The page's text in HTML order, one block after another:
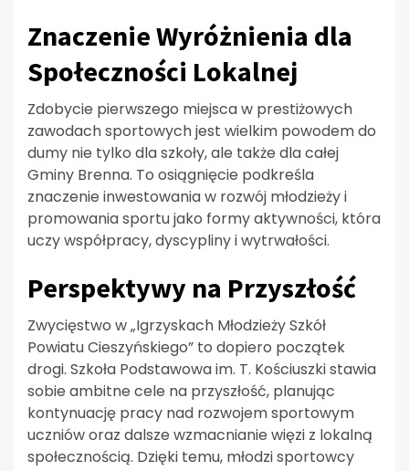
Znaczenie Wyróżnienia dla
Społeczności Lokalnej
Zdobycie pierwszego miejsca w prestiżowych
zawodach sportowych jest wielkim powodem do
dumy nie tylko dla szkoły, ale także dla całej
Gminy Brenna. To osiągnięcie podkreśla
znaczenie inwestowania w rozwój młodzieży i
promowania sportu jako formy aktywności, która
uczy współpracy, dyscypliny i wytrwałości.
Perspektywy na Przyszłość
Zwycięstwo w „Igrzyskach Młodzieży Szkół
Powiatu Cieszyńskiego” to dopiero początek
drogi. Szkoła Podstawowa im. T. Kościuszki stawia
sobie ambitne cele na przyszłość, planując
kontynuację pracy nad rozwojem sportowym
uczniów oraz dalsze wzmacnianie więzi z lokalną
społecznością. Dzięki temu, młodzi sportowcy